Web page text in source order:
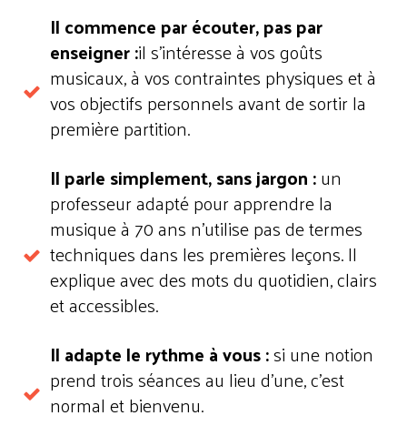
Il commence par écouter, pas par
enseigner :il s'intéresse à vos goûts
musicaux, à vos contraintes physiques et à
vos objectifs personnels avant de sortir la
première partition.
Il parle simplement, sans jargon :un
professeur adapté pour apprendre la
musique à 70 ans n'utilise pas de termes
techniques dans les premières leçons. Il
explique avec des mots du quotidien, clairs
et accessibles.
Il adapte le rythme à vous :si une notion
prend trois séances au lieu d'une, c'est
normal et bienvenu.